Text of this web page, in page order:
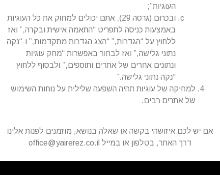
העוגיות”;
ובכרום (גרסה 29), אתם יכולים למחוק את כל העוגיות
באמצעות כניסה לתפריט “התאמה אישית ובקרה,” ואז
ללחוץ על “הגדרות,” “הצג הגדרות מתקדמות,” ו-“נקה
נתוני גלישה,” ואז לבחור באפשרות “מחק עוגיות
ונתונים אחרים של אתרים ותוספים,” ולבסוף ללחוץ
“נקה נתוני גלישה.”
למחיקה של עוגיות תהיה השפעה שלילית על נוחות השימוש
של אתרים רבים.
אם יש לכם איזושהי בקשה או שאלה בנושא, מוזמנים לפנות אלינו
דרך האתר, בטלפון או במייל office@yairerez.co.il